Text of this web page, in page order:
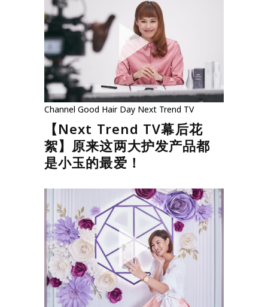
Channel Good Hair Day Next Trend TV
【Next Trend TV幕后花
絮】原来这两大护发产品都
是小玉的最爱！